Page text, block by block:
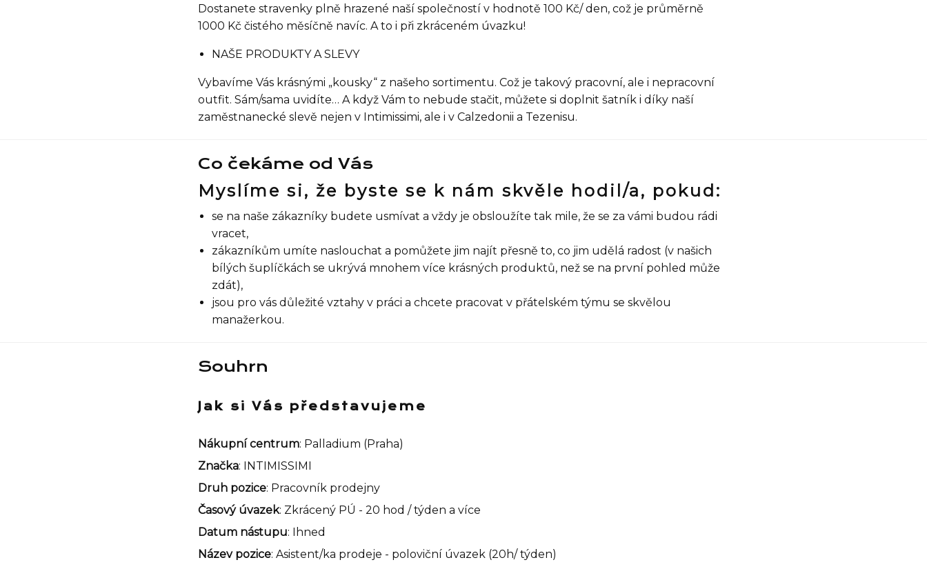
Dostanete stravenky plně hrazené naší společností v hodnotě 100 Kč/ den, což je průměrně
1000 Kč čistého měsíčně navíc. A to i při zkráceném úvazku!
NAŠE PRODUKTY A SLEVY
Vybavíme Vás krásnými „kousky“ z našeho sortimentu. Což je takový pracovní, ale i nepracovní
outfit. Sám/sama uvidíte… A když Vám to nebude stačit, můžete si doplnit šatník i díky naší
zaměstnanecké slevě nejen v Intimissimi, ale i v Calzedonii a Tezenisu.
Co čekáme od Vás
Myslíme si, že byste se k nám skvěle hodil/a, pokud:
se na naše zákazníky budete usmívat a vždy je obsloužíte tak mile, že se za vámi budou rádi
vracet,
zákazníkům umíte naslouchat a pomůžete jim najít přesně to, co jim udělá radost (v našich
bílých šuplíčkách se ukrývá mnohem více krásných produktů, než se na první pohled může
zdát),
jsou pro vás důležité vztahy v práci a chcete pracovat v přátelském týmu se skvělou
manažerkou.
Souhrn
Jak si Vás představujeme
Nákupní centrum: Palladium (Praha)
Značka: INTIMISSIMI
Druh pozice: Pracovník prodejny
Časový úvazek: Zkrácený PÚ - 20 hod / týden a více
Datum nástupu: Ihned
Název pozice: Asistent/ka prodeje - poloviční úvazek (20h/ týden)